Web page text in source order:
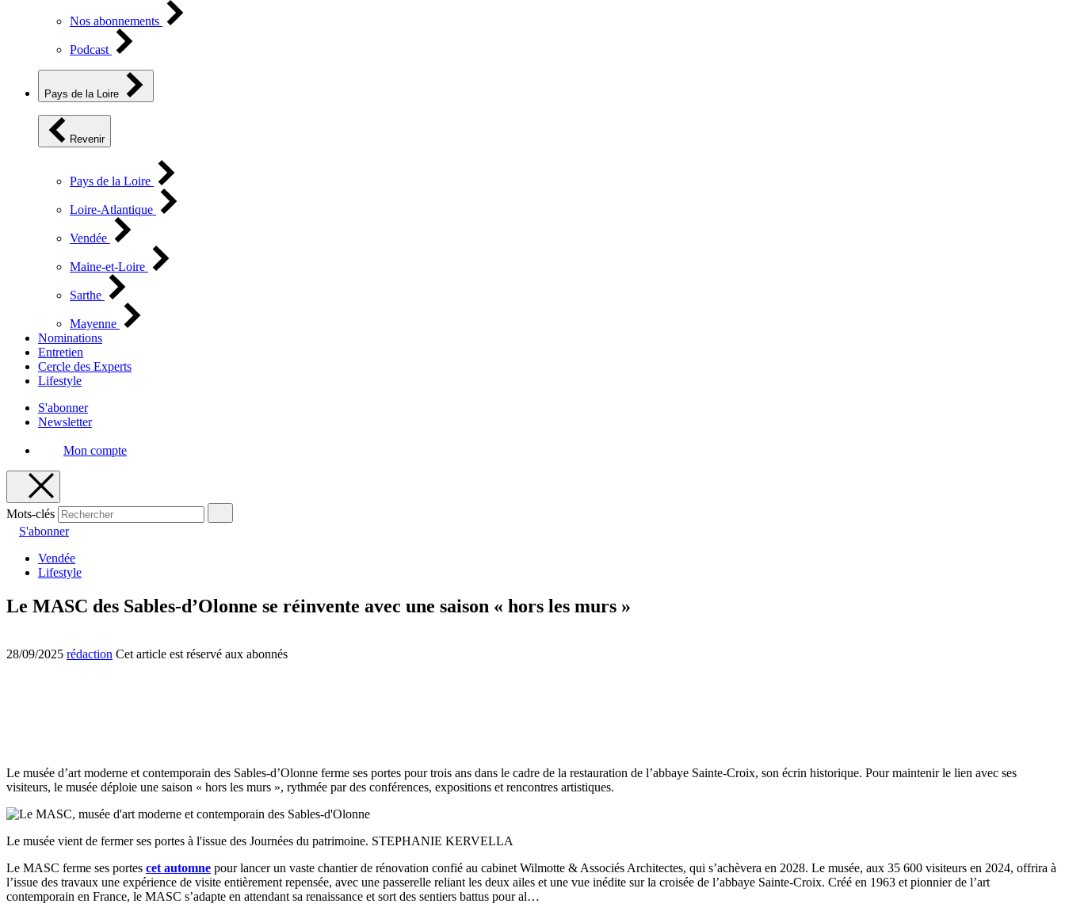
Nos abonnements
Podcast
Pays de la Loire
Revenir
Pays de la Loire
Loire-Atlantique
Vendée
Maine-et-Loire
Sarthe
Mayenne
Nominations
Entretien
Cercle des Experts
Lifestyle
S'abonner
Newsletter
Mon compte
Mots-clés
S'abonner
Vendée
Lifestyle
Le MASC des Sables-d’Olonne se réinvente avec une saison « hors les murs »
28/09/2025 rédaction Cet article est réservé aux abonnés
Le musée d’art moderne et contemporain des Sables-d’Olonne ferme ses portes pour trois ans dans le cadre de la restauration de l’abbaye Sainte-Croix, son écrin historique. Pour maintenir le lien avec ses
visiteurs, le musée déploie une saison « hors les murs », rythmée par des conférences, expositions et rencontres artistiques.
Le musée vient de fermer ses portes à l'issue des Journées du patrimoine. STEPHANIE KERVELLA
Le MASC ferme ses portes cet automne pour lancer un vaste chantier de rénovation confié au cabinet Wilmotte & Associés Architectes, qui s’achèvera en 2028. Le musée, aux 35 600 visiteurs en 2024, offrira à
l’issue des travaux une expérience de visite entièrement repensée, avec une passerelle reliant les deux ailes et une vue inédite sur la croisée de l’abbaye Sainte-Croix. Créé en 1963 et pionnier de l’art
contemporain en France, le MASC s’adapte en attendant sa renaissance et sort des sentiers battus pour al…